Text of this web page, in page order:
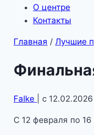
О центре
Контакты
Главная / Лучшие
Falke | с
С 12 февраля по